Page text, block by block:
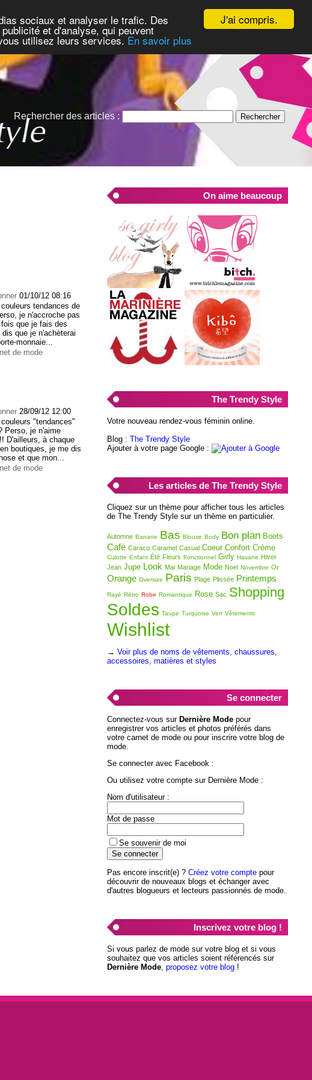
J'ai compris.
sociaux et analyser le trafic. Des
et d'analyse, qui peuvent
utilisez leurs services. En savoir plus
Rechercher des articles :
01/10/12 08:16
tendances de
je n'accroche pas
que je fais des
que je n'achèterai
monnaie...
de mode
28/09/12 12:00
"tendances"
Perso, je n'aime
D'ailleurs, à chaque
boutiques, je me dis
et que mon...
de mode
On aime beaucoup
The Trendy Style
Votre nouveau rendez-vous féminin online.
Blog : The Trendy Style
Ajouter à votre page Google :
Les articles de The Trendy Style
Cliquez sur un thème pour afficher tous les articles
de The Trendy Style sur un thème en particulier.
Automne Banane Bas Blouse Body Bon plan Boots
Café Caraco Caramel Casual Coeur Confort Crème
Culotte Enfant Été Fleurs Fonctionnel Girly Havane Hiver
Jean Jupe Look Mai Mariage Mode Noel Novembre Or
Orange Oversize Paris Plage Plissée Printemps
Rayé Rétro Robe Romantique Rose Sac Shopping
Soldes Taupe Turquoise Vert Vêtements
Wishlist
→ Voir plus de noms de vêtements, chaussures,
accessoires, matières et styles
Se connecter
Connectez-vous sur Dernière Modepour
enregistrer vos articles et photos préférés dans
votre carnet de mode ou pour inscrire votre blog de
mode.
Se connecter avec Facebook :
Ou utilisez votre compte sur Dernière Mode :
Nom d'utilisateur :
Mot de passe
Se souvenir de moi
Pas encore inscrit(e) ? Créez votre comptepour
découvrir de nouveaux blogs et échanger avec
d'autres blogueurs et lecteurs passionnés de mode.
Inscrivez votre blog !
Si vous parlez de mode sur votre blog et si vous
souhaitez que vos articles soient référencés sur
Dernière Mode, proposez votre blog!